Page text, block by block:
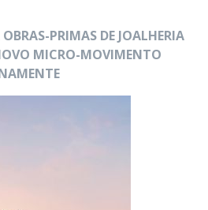
PRIMAS DE JOALHERIA
MICRO-MOVIMENTO